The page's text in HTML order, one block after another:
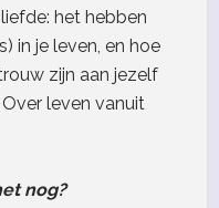
het hebben
in je leven, en hoe
zijn aan jezelf
leven vanuit
nog?